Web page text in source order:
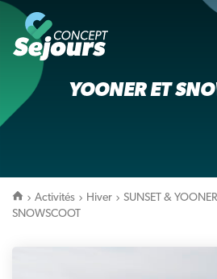
YOONER ET
Activités Hiver SUNSET &
SNOWSCOOT